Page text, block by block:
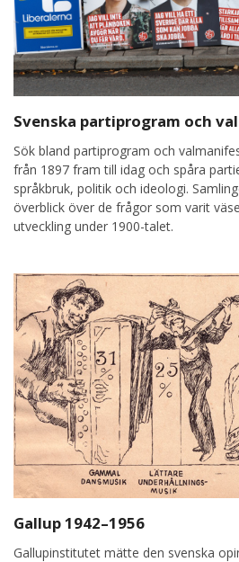
Svenska partiprogram och
Sök bland partiprogram och
från 1897 fram till idag och spåra
språkbruk, politik och ideologi.
överblick över de frågor som varit
utveckling under 1900-talet.
Gallup 1942–1956
Gallupinstitutet mätte den svenska